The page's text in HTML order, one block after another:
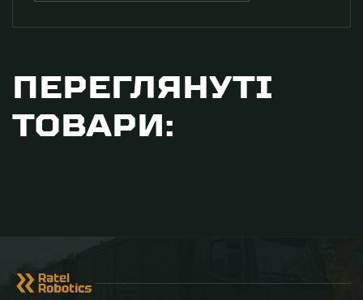
ПЕРЕГЛЯНУТІ
ТОВАРИ: